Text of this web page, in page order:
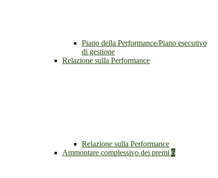
Piano della Performance/Piano esecutivo
di gestione
Relazione sulla Performance
Relazione sulla Performance
Ammontare complessivo dei premi 6